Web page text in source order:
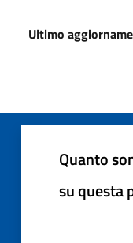
Ultimo
Quanto
su questa